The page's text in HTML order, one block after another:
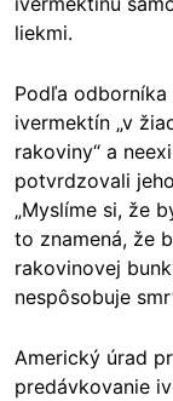
liekmi.
Podľa
ivermektín „v
rakoviny“ a
potvrdzovali
„Myslíme si, že
to znamená, že
rakovinovej
nespôsobuje
Americký úrad
predávkovanie